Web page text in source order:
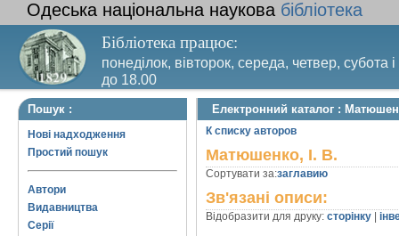
Одеська національна наукова бібліотека
Бібліотека працює:
понеділок, вівторок, середа, четвер, субота
до 18.00
Вихідний день – п’ятниця. Останній четвер
Пошук :
Нові надходження
Простий пошук
Автори
Видавництва
Серії
Електронний каталог :
К списку авторов
Матюшенко, І. В.
Сортувати за:заглавию
Зв'язані описи:
Відобразити для друку: сторінку